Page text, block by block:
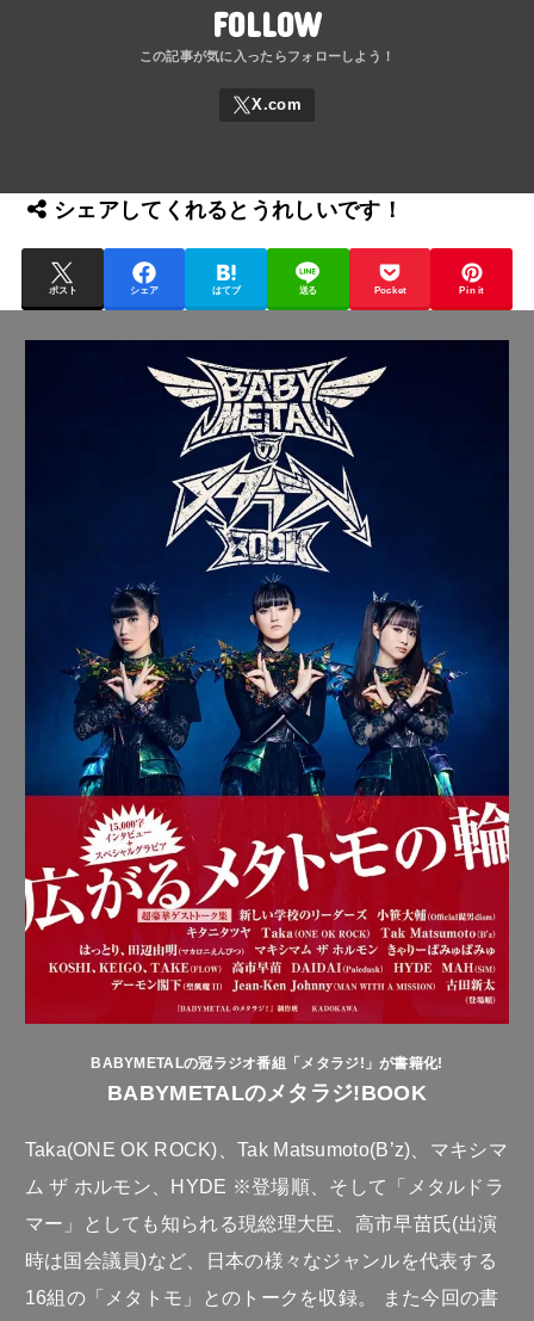
FOLLOW
シェアしてくれるとうれしいです！
ポスト シェア はてブ 送る Pocket Pin it
BABYMETALの冠ラジオ番組「メタラジ!」が書籍化!
BABYMETALのメタラジ!BOOK
Taka(ONE OK ROCK)、Tak Matsumoto(B’z)、マキシマ
ム ザ ホルモン、HYDE ※登場順、そして「メタルドラ
マー」としても知られる現総理大臣、高市早苗氏(出演
時は国会議員)など、日本の様々なジャンルを代表する
16組の「メタトモ」とのトークを収録。 また今回の書